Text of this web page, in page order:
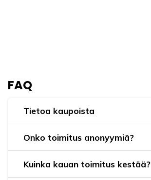
FAQ
Tietoa kaupoista
Onko toimitus anonyymiä?
Kuinka kauan toimitus kestää?